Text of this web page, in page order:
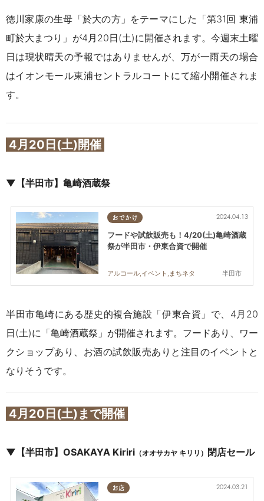
徳川家康の生母「於大の方」をテーマにした「第31回 東浦
町於大まつり」が4月20日(土)に開催されます。今週末土曜
日は現状晴天の予報ではありませんが、万が一雨天の場合
はイオンモール東浦セントラルコートにて縮小開催されま
す。
4月20日(土)開催
▼【半田市】亀崎酒蔵祭
おでかけ
半田市
2024.04.13
フードや試飲販売も！4/20(土)亀崎酒蔵
祭が半田市・伊東合資で開催
アルコール,イベント,まちネタ
半田市亀崎にある歴史的複合施設「伊東合資」で、4月20
日(土)に「亀崎酒蔵祭」が開催されます。フードあり、ワー
クショップあり、お酒の試飲販売ありと注目のイベントと
なりそうです。
4月20日(土)まで開催
▼【半田市】OSAKAYA Kiriri （オオサカヤ キリリ） 閉店セール
お店 2024.03.21